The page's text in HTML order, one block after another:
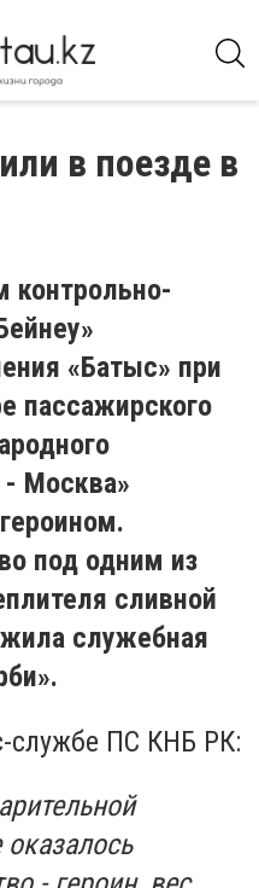
в поезде в
контрольно-
«Батыс» при
пассажирского
Москва»
под одним из
сливной
служебная
службе ПС КНБ РК: